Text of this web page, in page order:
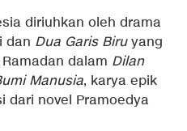
diriuhkan oleh drama
dan Dua Garis Biruyang
dalam Dilan
Manusia, karya epik
dari novel Pramoedya